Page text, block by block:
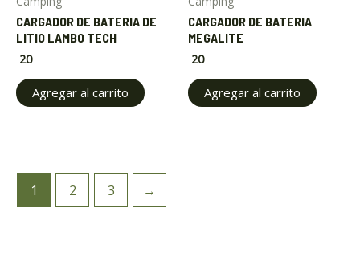
CARGADOR DE BATERIA DE
LITIO LAMBO TECH
20
Agregar al carrito
CARGADOR DE BATERIA
MEGALITE
20
Agregar al carrito
1 2 3 →